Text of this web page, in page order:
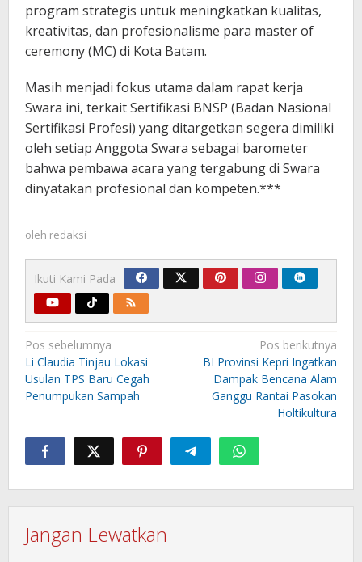
program strategis untuk meningkatkan kualitas,
kreativitas, dan profesionalisme para master of
ceremony (MC) di Kota Batam.
Masih menjadi fokus utama dalam rapat kerja
Swara ini, terkait Sertifikasi BNSP (Badan Nasional
Sertifikasi Profesi) yang ditargetkan segera dimiliki
oleh setiap Anggota Swara sebagai barometer
bahwa pembawa acara yang tergabung di Swara
dinyatakan profesional dan kompeten.***
oleh redaksi
Ikuti Kami Pada
Navigasi
pos
Pos sebelumnya
Li Claudia Tinjau Lokasi
Usulan TPS Baru Cegah
Penumpukan Sampah
Pos berikutnya
BI Provinsi Kepri Ingatkan
Dampak Bencana Alam
Ganggu Rantai Pasokan
Holtikultura
Jangan Lewatkan